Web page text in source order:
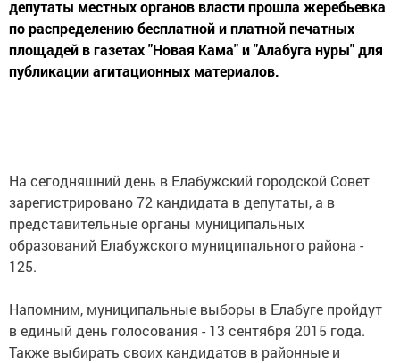
депутаты местных органов власти прошла жеребьевка
по распределению бесплатной и платной печатных
площадей в газетах "Новая Кама" и "Алабуга нуры" для
публикации агитационных материалов.
На сегодняшний день в Елабужский городской Совет
зарегистрировано 72 кандидата в депутаты, а в
представительные органы муниципальных
образований Елабужского муниципального района -
125.
Напомним, муниципальные выборы в Елабуге пройдут
в единый день голосования - 13 сентября 2015 года.
Также выбирать своих кандидатов в районные и